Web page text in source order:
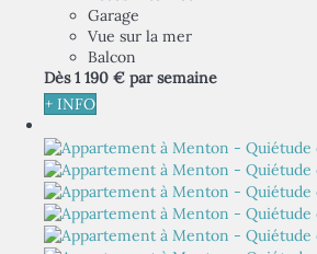
Garage
Vue sur la mer
Balcon
Dès 1 190 € par semaine
+ INFO